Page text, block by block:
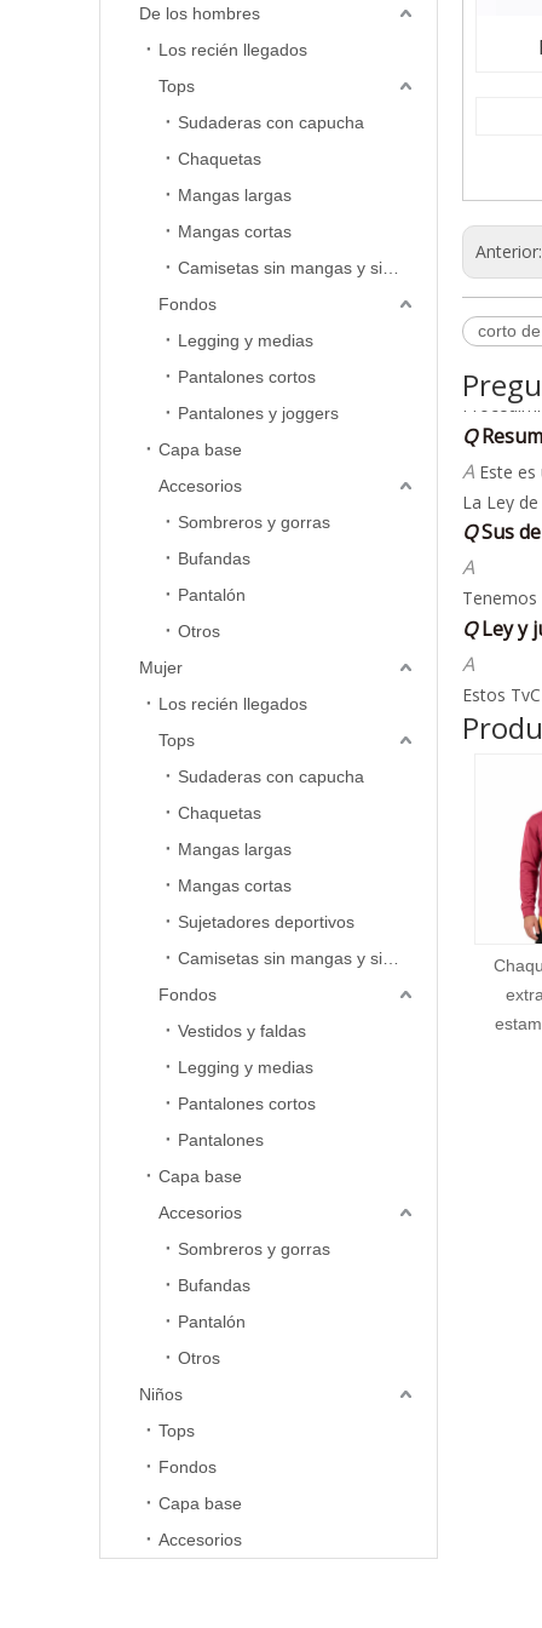
De los hombres
Los recién llegados
Tops
Sudaderas con capucha
Chaquetas
Mangas largas
Mangas cortas
Fondos
Legging y medias
Pantalones cortos
Pantalones y joggers
Capa base
Accesorios
Sombreros y gorras
Bufandas
Pantalón
Otros
Mujer
Los recién llegados
Tops
Sudaderas con capucha
Chaquetas
Mangas largas
Mangas cortas
Sujetadores deportivos
Fondos
Vestidos y faldas
Legging y medias
Pantalones cortos
Pantalones
Capa base
Accesorios
Sombreros y gorras
Bufandas
Pantalón
Otros
Niños
Tops
Fondos
Capa base
Accesorios
Anterior:
corto
Q
A
Si no
al cliente
Una vez
horas
Si su
acuse de
Si cree
ocupará
Q
AEste es
La Ley
· Hasta
· Hasta
QSus
A
cliente
Consulte
sus
QLey y
A
Estos
con la
Q
A
nos
Si no
al
Una
horas
Si su
Si cree
Chaqueta deportiva
extragrande con